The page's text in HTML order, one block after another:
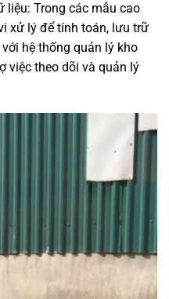
liệu: Trong các mẫu cao
xử lý để tính toán, lưu trữ
hệ thống quản lý kho
việc theo dõi và quản lý